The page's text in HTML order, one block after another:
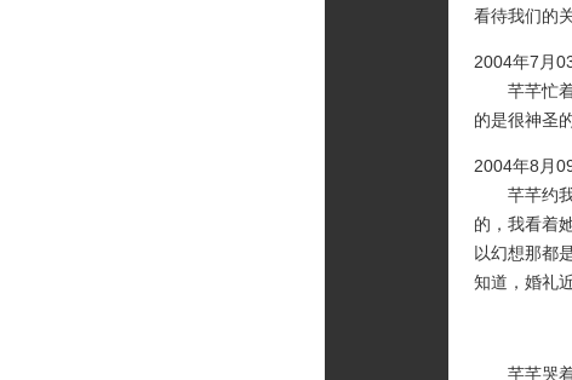
看待我们的
2004年7月
芊芊忙着
的是很神圣
2004年8月
芊芊约我
的，我看着
以幻想那都
知道，婚礼
芊芊哭着